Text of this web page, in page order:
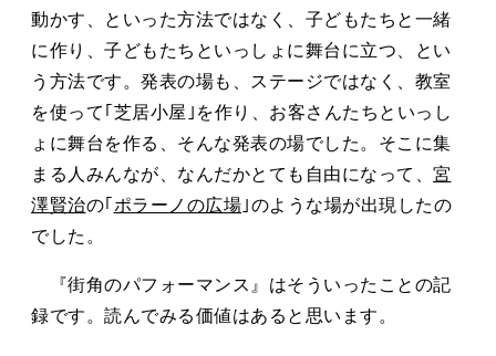
動かす、といった方法ではなく、子どもたちと一緒
に作り、子どもたちといっしょに舞台に立つ、とい
う方法です。発表の場も、ステージではなく、教室
を使って｢芝居小屋｣を作り、お客さんたちといっし
ょに舞台を作る、そんな発表の場でした。そこに集
まる人みんなが、なんだかとても自由になって、 宮
澤賢治の｢ ポラーノの広場 ｣のような場が出現したの
でした。
『街角のパフォーマンス』はそういったことの記
録です。読んでみる価値はあると思います。